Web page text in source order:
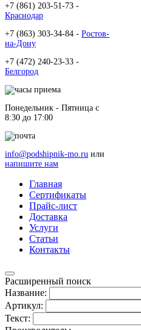
+7 (861) 203-51-73 -
Краснодар
+7 (863) 303-34-84 - Ростов-
на-Дону
+7 (472) 240-23-33 -
Белгород
Понедельник - Пятница c
8:30 до 17:00
info@podshipnik-mo.ru или
напишите нам
Главная
Сертификаты
Прайс-лист
Доставка
Услуги
Статьи
Контакты
Расширенный поиск
Название:
Артикул:
Текст: